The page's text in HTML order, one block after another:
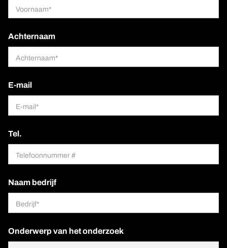
Achternaam
E-mail
Tel.
Naam bedrijf
Onderwerp van het onderzoek